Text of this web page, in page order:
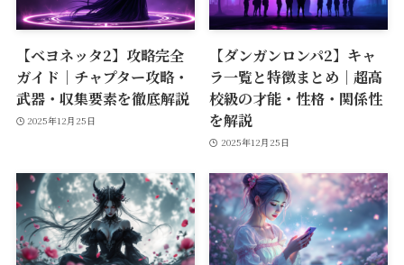
【ベヨネッタ2】攻略完全
ガイド｜チャプター攻略・
武器・収集要素を徹底解説
2025年12月25日
【ダンガンロンパ2】キャ
ラ一覧と特徴まとめ｜超高
校級の才能・性格・関係性
を解説
2025年12月25日